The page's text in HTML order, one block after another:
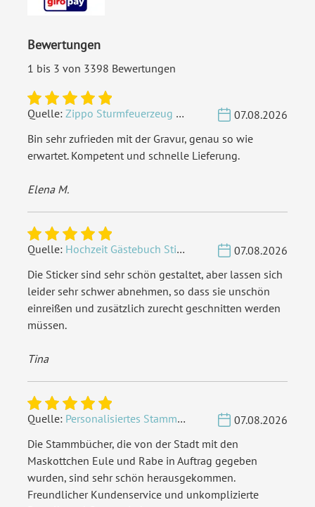
Bewertungen
1 bis 3 von 3398 Bewertungen
Quelle: Zippo Sturmfeuerzeug Chrom - Verzierte Initialen
07.08.2026
Bin sehr zufrieden mit der Gravur, genau so wie
erwartet. Kompetent und schnelle Lieferung.
Elena M.
Quelle: Hochzeit Gästebuch Sticker 40 Fragen - Weiß
07.08.2026
Die Sticker sind sehr schön gestaltet, aber lassen sich
leider sehr schwer abnehmen, so dass sie unschön
einreißen und zusätzlich zurecht geschnitten werden
müssen.
Tina
Quelle: Personalisiertes Stammbuch - Eigene Gravurdatei hochladen
07.08.2026
Die Stammbücher, die von der Stadt mit den
Maskottchen Eule und Rabe in Auftrag gegeben
wurden, sind sehr schön herausgekommen.
Freundlicher Kundenservice und unkomplizierte